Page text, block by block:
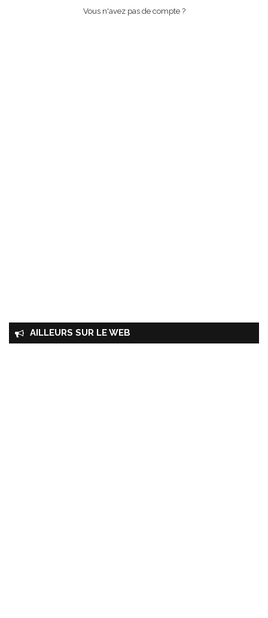
Vous n'avez pas de compte ?
AILLEURS SUR LE WEB